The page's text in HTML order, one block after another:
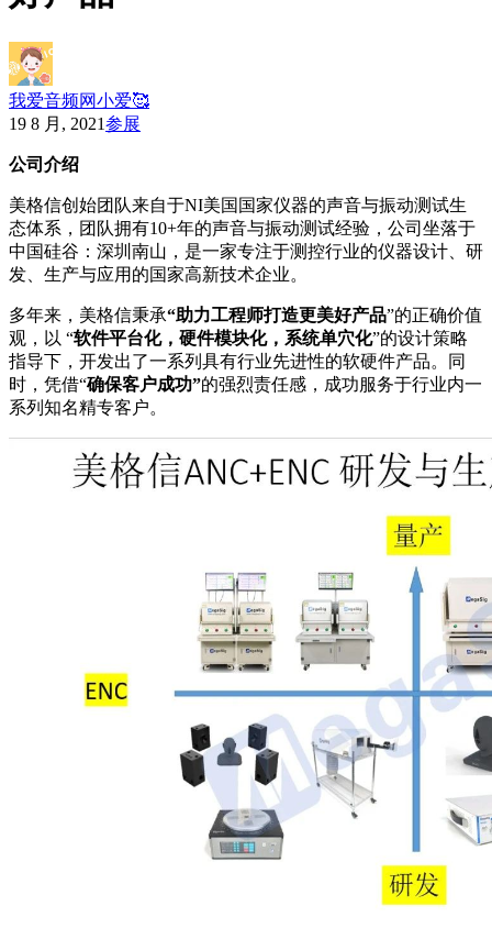
我爱音频网小爱🥰
19 8 月, 2021参展
公司介绍
美格信创始团队来自于NI美国国家仪器的声音与振动测试生
态体系，团队拥有10+年的声音与振动测试经验，公司坐落于
中国硅谷：深圳南山，是一家专注于测控行业的仪器设计、研
发、生产与应用的国家高新技术企业。
多年来，美格信秉承“助力工程师打造更美好产品”的正确价值
观，以 “软件平台化，硬件模块化，系统单穴化”的设计策略
指导下，开发出了一系列具有行业先进性的软硬件产品。同
时，凭借“确保客户成功”的强烈责任感，成功服务于行业内一
系列知名精专客户。